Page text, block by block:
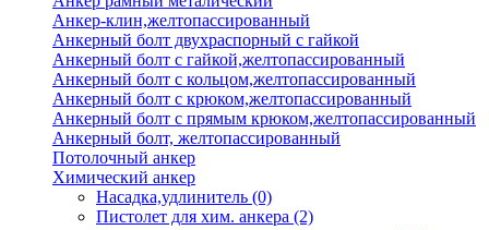
Анкер-клин,желтопассированный
Анкерный болт двухраспорный с гайкой
Анкерный болт с гайкой,желтопассированный
Анкерный болт с кольцом,желтопассированный
Анкерный болт с крюком,желтопассированный
Анкерный болт с прямым крюком,желтопассированный
Анкерный болт, желтопассированный
Потолочный анкер
Химический анкер
Насадка,удлинитель (0)
Пистолет для хим. анкера (2)